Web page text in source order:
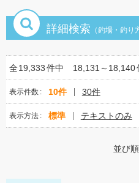
詳細検索 （釣場・釣り
全19,333件中 18,131～18,140
表示件数 10件 30件
表示方法 標準 テキストのみ
並び順